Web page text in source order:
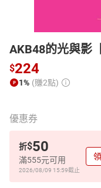
AKB48的光與影
$224
1% (賺2點)
優惠券
折$50
滿555元可用
2026/08/09 15:59截止